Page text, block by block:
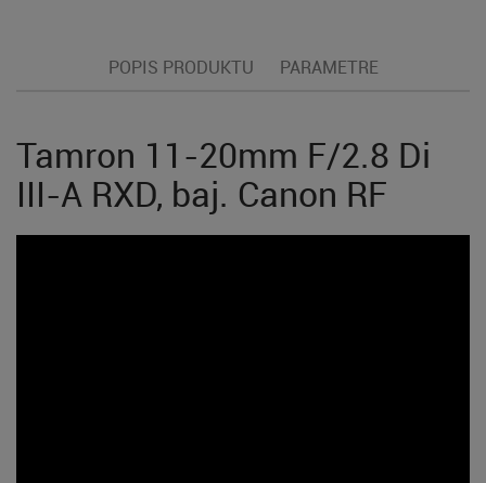
POPIS PRODUKTU PARAMETRE
Tamron 11-20mm F/2.8 Di
III-A RXD, baj. Canon RF